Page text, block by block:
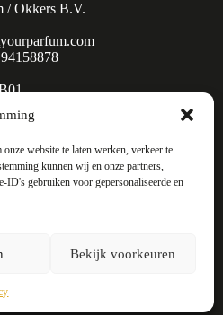
website te laten werken, verkeer te
kunnen wij en onze partners,
ID's gebruiken voor gepersonaliseerde en
Bekijk voorkeuren
/Okkers B.V.